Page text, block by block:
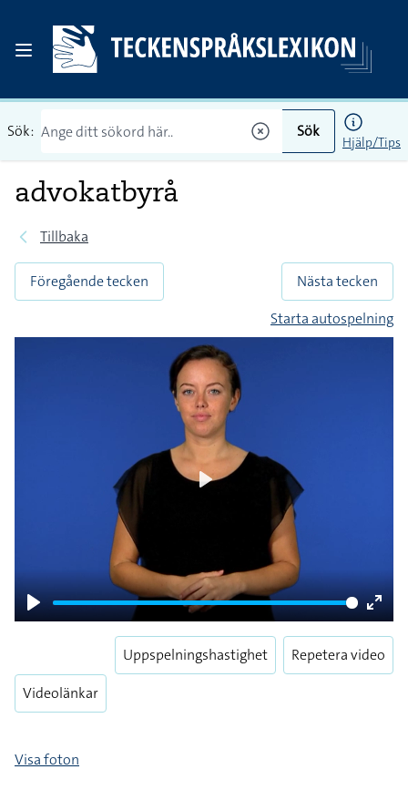
Sök: Sök
Hjälp/Tips
advokatbyrå
Tillbaka
Föregående tecken
Nästa tecken
Starta autospelning
Play
Enter
Videolänkar
Uppspelningshastighet Repetera video
Visa foton